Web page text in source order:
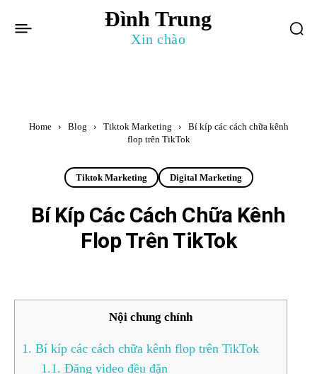
Đình Trung
Xin chào
Home Blog Tiktok Marketing
Bí kíp các cách chữa kênh
flop trên TikTok
Tiktok Marketing Digital Marketing
Bí Kíp Các Cách Chữa Kênh
Flop Trên TikTok
Nội chung chính
1. Bí kíp các cách chữa kênh flop trên TikTok
1.1. Đăng video đều đặn